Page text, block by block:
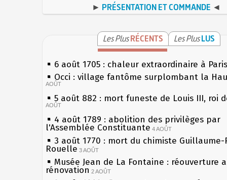
► PRÉSENTATION ET COMMANDE ◄
Les PlusRÉCENTS Les PlusLUS
6 août 1705 : chaleur extraordinaire à Paris
Occi : village fantôme surplombant la
AOÛT
5 août 882 : mort funeste de Louis III, roi
AOÛT
4 août 1789 : abolition des privilèges par
l'Assemblée Constituante 4 AOÛT
3 août 1770 : mort du chimiste Guillaume-
Rouelle 3 AOÛT
Musée Jean de La Fontaine : réouverture
rénovation 2 AOÛT